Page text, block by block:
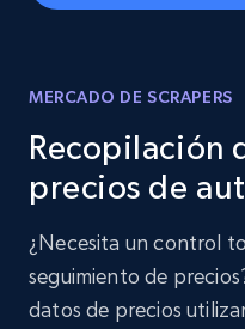
MERCADO DE SCRAPERS
Recopilación
precios de
¿Necesita un control
seguimiento de
datos de precios